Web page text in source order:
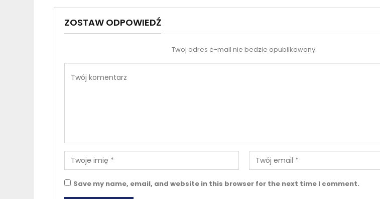
ZOSTAW ODPOWIEDŹ
Twoj adres e-mail nie bedzie opublikowany.
Save my name, email, and website in this browser for the next time I comment.